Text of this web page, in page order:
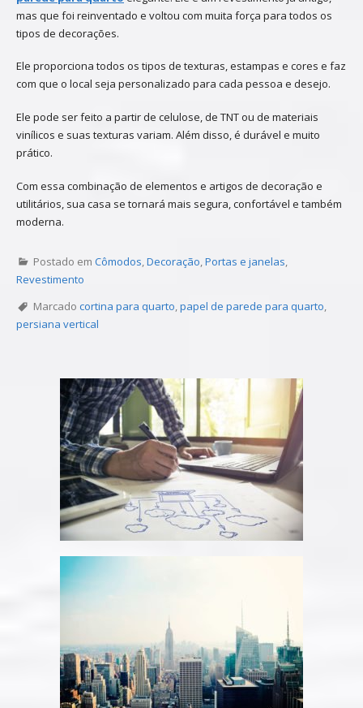
mas que foi reinventado e voltou com muita força para todos os
tipos de decorações.
Ele proporciona todos os tipos de texturas, estampas e cores e faz
com que o local seja personalizado para cada pessoa e desejo.
Ele pode ser feito a partir de celulose, de TNT ou de materiais
vinílicos e suas texturas variam. Além disso, é durável e muito
prático.
Com essa combinação de elementos e artigos de decoração e
utilitários, sua casa se tornará mais segura, confortável e também
moderna.
Postado em Cômodos,Decoração,Portas e janelas,
Revestimento
Marcado cortina para quarto,papel de parede para quarto,
persiana vertical